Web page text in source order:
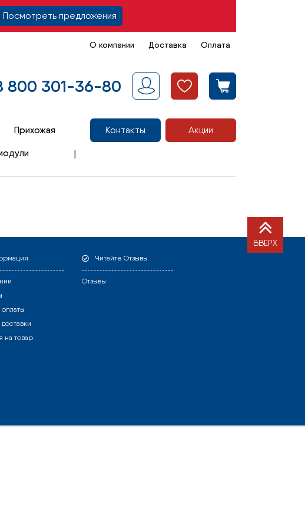
Посмотреть предложения
О компании Доставка Оплата
800 301-36-80
Прихожая Контакты Акции
на товар
Читайте Отзывы
Отзывы
ВВЕРХ